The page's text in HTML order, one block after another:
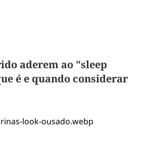
aderem ao "sleep
é e quando considerar